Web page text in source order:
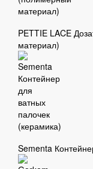
PETTIE LACE
материал)
Sementa